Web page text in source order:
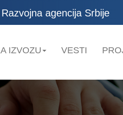
Razvojna agencija Srbije
IZVOZU VESTI